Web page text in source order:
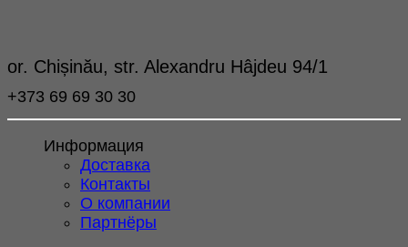
or. Chișinău, str. Alexandru Hâjdeu 94/1
+373 69 69 30 30
Информация
Доставка
Контакты
О компании
Партнёры